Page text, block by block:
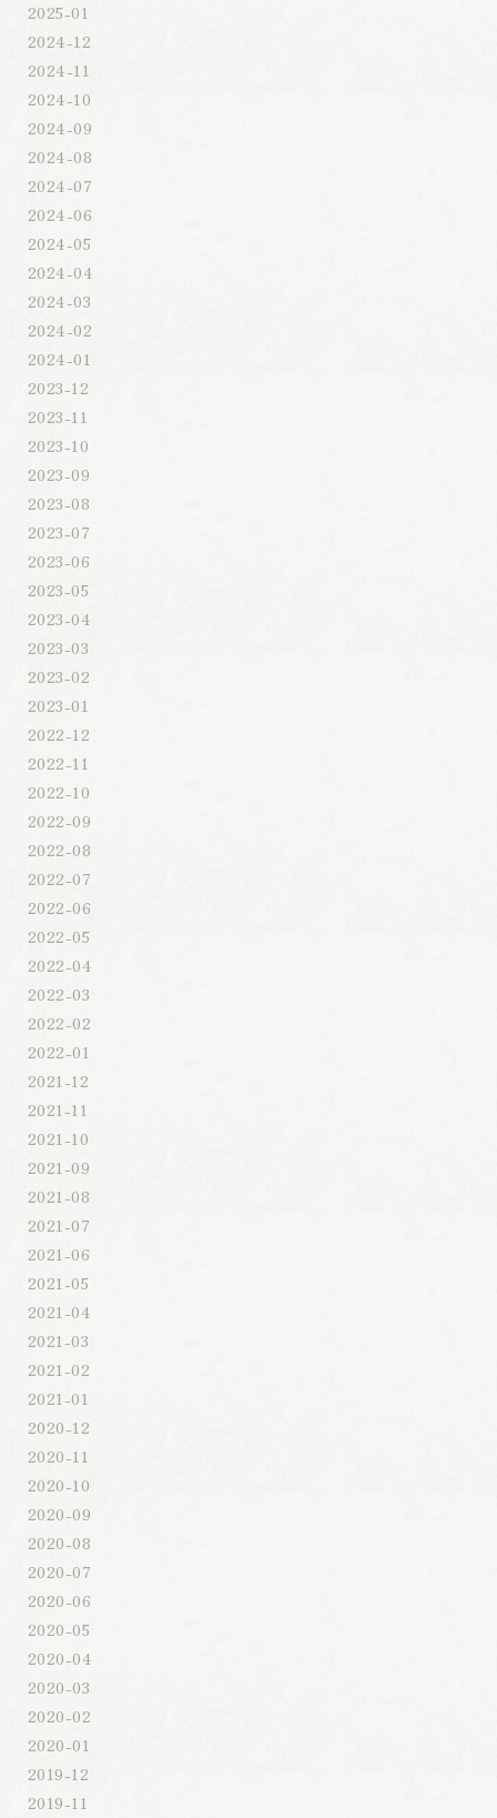
2025-01
2024-12
2024-11
2024-10
2024-09
2024-08
2024-07
2024-06
2024-05
2024-04
2024-03
2024-02
2024-01
2023-12
2023-11
2023-10
2023-09
2023-08
2023-07
2023-06
2023-05
2023-04
2023-03
2023-02
2023-01
2022-12
2022-11
2022-10
2022-09
2022-08
2022-07
2022-06
2022-05
2022-04
2022-03
2022-02
2022-01
2021-12
2021-11
2021-10
2021-09
2021-08
2021-07
2021-06
2021-05
2021-04
2021-03
2021-02
2021-01
2020-12
2020-11
2020-10
2020-09
2020-08
2020-07
2020-06
2020-05
2020-04
2020-03
2020-02
2020-01
2019-12
2019-11